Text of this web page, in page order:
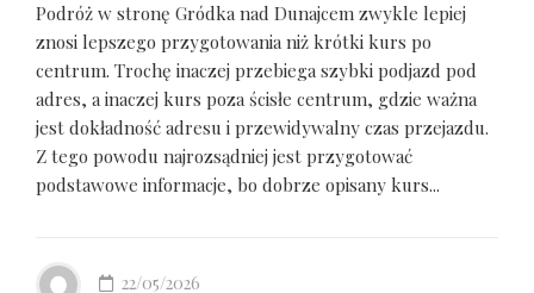
Podróż w stronę Gródka nad Dunajcem zwykle lepiej
znosi lepszego przygotowania niż krótki kurs po
centrum. Trochę inaczej przebiega szybki podjazd pod
adres, a inaczej kurs poza ścisłe centrum, gdzie ważna
jest dokładność adresu i przewidywalny czas przejazdu.
Z tego powodu najrozsądniej jest przygotować
podstawowe informacje, bo dobrze opisany kurs...
22/05/2026